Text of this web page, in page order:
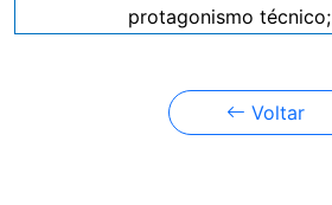
protagonismo técnico;
Voltar